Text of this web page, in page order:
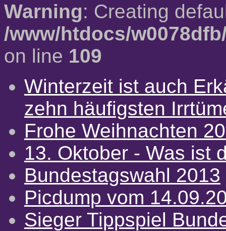
Warning: Creating
/www/htdocs/
on line 109
Winterzeit ist auch
zehn häufigsten
Frohe Weihnachten
13. Oktober - Was ist
Bundestagswahl 2013
Picdump vom
Sieger Tippspiel